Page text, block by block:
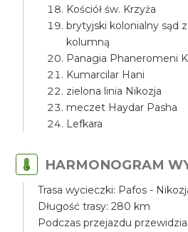
Kościół św. Krzyża
brytyjski kolonialny sąd
kolumną
Panagia Phaneromeni
Kumarcilar Hani
zielona linia Nikozja
meczet Haydar Pasha
Lefkara
HARMONOGRAM
Trasa wycieczki: Pafos -
Długość trasy: 280 km
Podczas przejazdu